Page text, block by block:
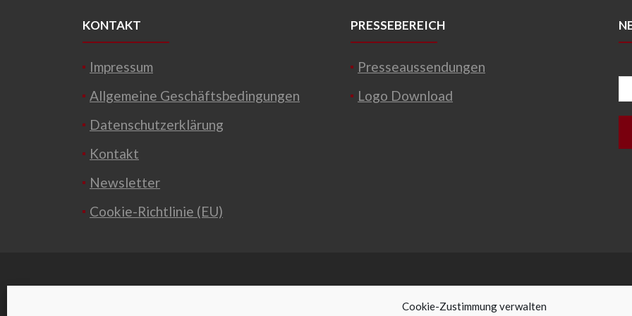
Cookie-Zustimmung verwalten
KONTAKT
Impressum
Allgemeine Geschäftsbedingungen
Datenschutzerklärung
Kontakt
Newsletter
Cookie-Richtlinie (EU)
PRESSEBEREICH
Presseaussendungen
Logo Download